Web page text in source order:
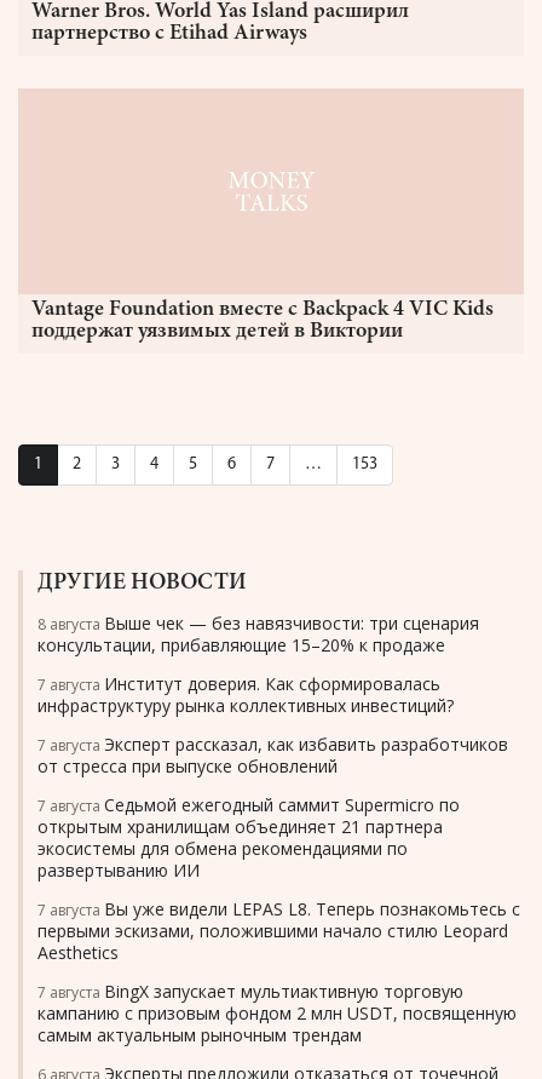
Warner Bros. World Yas Island расширил
партнерство с Etihad Airways
Vantage Foundation вместе с Backpack 4 VIC Kids
поддержат уязвимых детей в Виктории
1 2 3 4 5 6 7 … 153
ДРУГИЕ НОВОСТИ
8 августа Выше чек — без навязчивости: три сценария
консультации, прибавляющие 15–20% к продаже
7 августа Институт доверия. Как сформировалась
инфраструктуру рынка коллективных инвестиций?
7 августа Эксперт рассказал, как избавить разработчиков
от стресса при выпуске обновлений
7 августа Седьмой ежегодный саммит Supermicro по
открытым хранилищам объединяет 21 партнера
экосистемы для обмена рекомендациями по
развертыванию ИИ
7 августа Вы уже видели LEPAS L8. Теперь познакомьтесь с
первыми эскизами, положившими начало стилю Leopard
Aesthetics
7 августа BingX запускает мультиактивную торговую
кампанию с призовым фондом 2 млн USDT, посвященную
самым актуальным рыночным трендам
6 августа Эксперты предложили отказаться от точечной